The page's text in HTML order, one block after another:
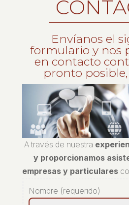
Envíanos el
formulario y nos
en contacto
pronto posible,
A través de nuestra
y proporcionamos
empresas y particulares
Nombre (requerido)